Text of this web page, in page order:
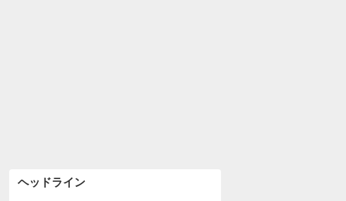
ヘッドライン